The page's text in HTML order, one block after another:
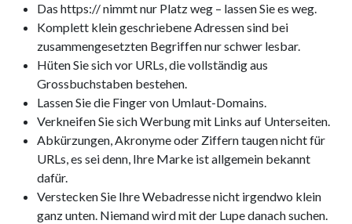
Das https:// nimmt nur Platz weg – lassen Sie es weg.
Komplett klein geschriebene Adressen sind bei
zusammengesetzten Begriffen nur schwer lesbar.
Hüten Sie sich vor URLs, die vollständig aus
Grossbuchstaben bestehen.
Lassen Sie die Finger von Umlaut-Domains.
Verkneifen Sie sich Werbung mit Links auf Unterseiten.
Abkürzungen, Akronyme oder Ziffern taugen nicht für
URLs, es sei denn, Ihre Marke ist allgemein bekannt
dafür.
Verstecken Sie Ihre Webadresse nicht irgendwo klein
ganz unten. Niemand wird mit der Lupe danach suchen.